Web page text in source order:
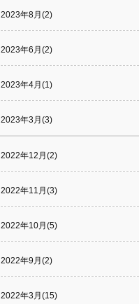
2023年8月(2)
2023年6月(2)
2023年4月(1)
2023年3月(3)
2022年12月(2)
2022年11月(3)
2022年10月(5)
2022年9月(2)
2022年3月(15)